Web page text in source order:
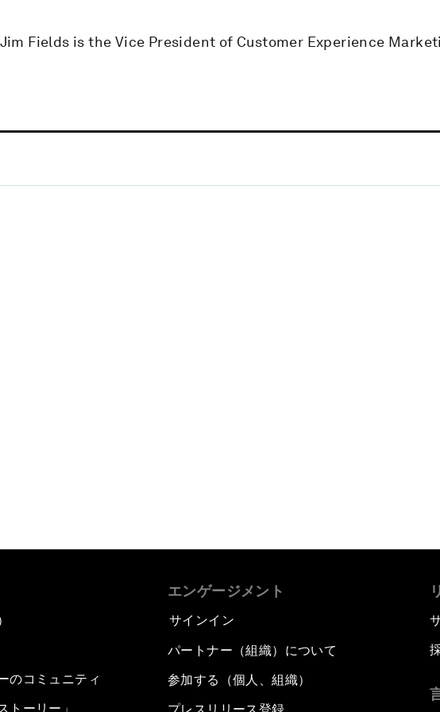
Jim Fields is the Vice President of Customer Experience
のコミュニティ
トーリー」
エンゲージメント
サインイン
パートナー（組織）について
参加する（個人、組織）